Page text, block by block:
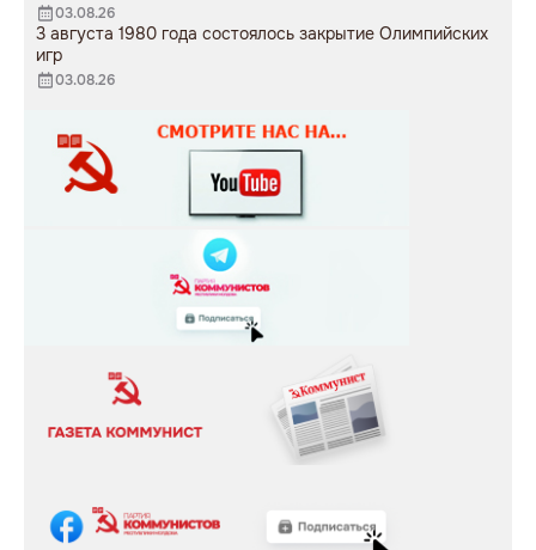
03.08.26
3 августа 1980 года состоялось закрытие Олимпийских
игр
03.08.26